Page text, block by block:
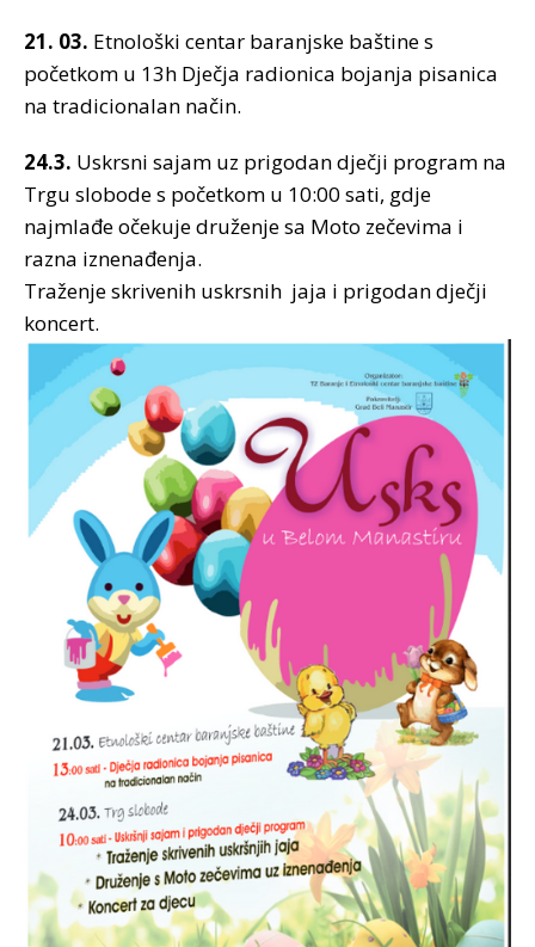
21. 03. Etnološki centar baranjske baštine s
početkom u 13h Dječja radionica bojanja pisanica
na tradicionalan način.
24.3. Uskrsni sajam uz prigodan dječji program na
Trgu slobode s početkom u 10:00 sati, gdje
najmlađe očekuje druženje sa Moto zečevima i
razna iznenađenja.
Traženje skrivenih uskrsnih jaja i prigodan dječji
koncert.